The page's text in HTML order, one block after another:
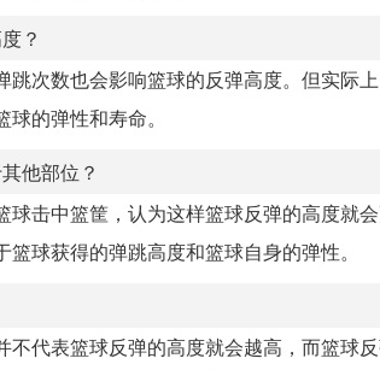
？
次数也会影响篮球的反弹高度。但实际
的弹性和寿命。
他部位？
击中篮筐，认为这样篮球反弹的高度就
球获得的弹跳高度和篮球自身的弹性。
不代表篮球反弹的高度就会越高，而篮球